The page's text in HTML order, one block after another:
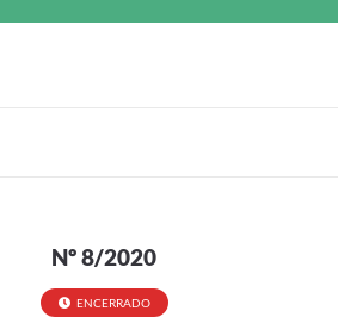
Nº 8/2020
ENCERRADO